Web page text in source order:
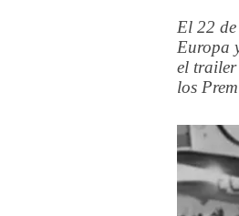
El 22 de
Europa
el trailer
los